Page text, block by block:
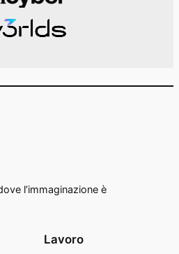
l’immaginazione è
Lavoro